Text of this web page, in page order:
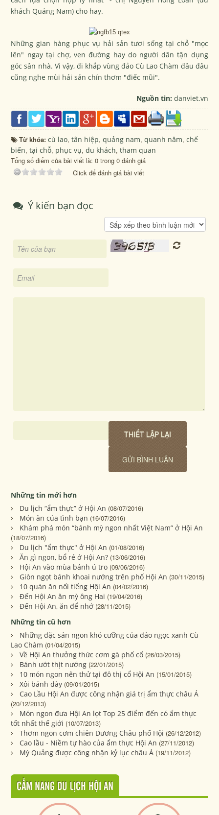
khách Quảng Nam) cho hay.
Những gian hàng phục vụ hải sản tươi sống tại chỗ "mọc
lên" ngay tại chợ, ven đường hay do người dân tận dụng
góc sân nhà. Vì vậy, đi khắp vùng đảo Cù Lao Chàm đâu đâu
cũng nghe mùi hải sản chín thơm "điếc mũi".
Nguồn tin: danviet.vn
Từ khóa:cù lao,tân hiệp,quảng nam,quanh năm,chế
biến,tại chỗ, phục vụ,du khách,tham quan
Tổng số điểm của bài viết là: 0 trong 0 đánh giá
Click để đánh giá bài viết
Ý kiến bạn đọc
Những tin mới hơn
Du lịch “ẩm thực” ở Hội An (08/07/2016)
Món ăn của tình bạn (16/07/2016)
Khám phá món “bánh mỳ ngon nhất Việt Nam” ở Hội An
(18/07/2016)
Du lịch "ẩm thực" ở Hội An (01/08/2016)
Ăn gì ngon, bổ rẻ ở Hội An? (13/06/2016)
Hội An vào mùa bánh ú tro (09/06/2016)
Giòn ngọt bánh khoai nướng trên phố Hội An (30/11/2015)
10 quán ăn nổi tiếng Hội An (04/02/2016)
Đến Hội An ăn mỳ ông Hai (19/04/2016)
Đến Hội An, ăn để nhớ (28/11/2015)
Những tin cũ hơn
Những đặc sản ngon khó cưỡng của đảo ngọc xanh Cù
Lao Chàm (01/04/2015)
Về Hội An thưởng thức cơm gà phố cổ (26/03/2015)
Bánh ướt thịt nướng (22/01/2015)
10 món ngon nên thử tại đô thị cổ Hội An (15/01/2015)
Xôi bánh dày (09/01/2015)
Cao Lầu Hội An được công nhận giá trị ẩm thực châu Á
(20/12/2013)
Món ngon đưa Hội An lọt Top 25 điểm đến có ẩm thực
tốt nhất thế giới (10/07/2013)
Thơm ngon cơm chiên Dương Châu phố Hội (26/12/2012)
Cao lầu - Niềm tự hào của ẩm thực Hội An (27/11/2012)
Mỳ Quảng được công nhận kỷ lục châu Á (19/11/2012)
CẨM NANG DU LỊCH HỘI AN